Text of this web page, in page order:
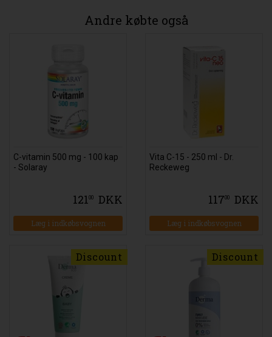
Andre købte også
C-vitamin 500 mg - 100 kap
- Solaray
121 00 DKK
Læg i indkøbsvognen
Vita C-15 - 250 ml - Dr.
Reckeweg
11700 DKK
Læg i indkøbsvognen
Discount Discount